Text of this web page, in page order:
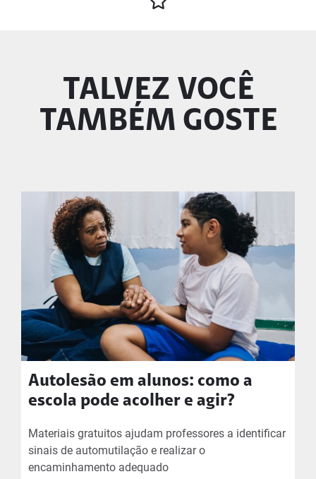
TALVEZ VOCÊ
TAMBÉM GOSTE
Autolesão em alunos: como a
escola pode acolher e agir?
Materiais gratuitos ajudam professores a identificar
sinais de automutilação e realizar o
encaminhamento adequado